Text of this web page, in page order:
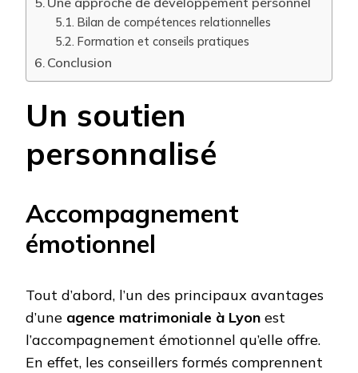
Bilan de compétences relationnelles
Formation et conseils pratiques
Conclusion
Un soutien
personnalisé
Accompagnement
émotionnel
Tout d’abord, l’un des principaux avantages
d’une agence matrimoniale à Lyon est
l’accompagnement émotionnel qu’elle offre.
En effet, les conseillers formés comprennent